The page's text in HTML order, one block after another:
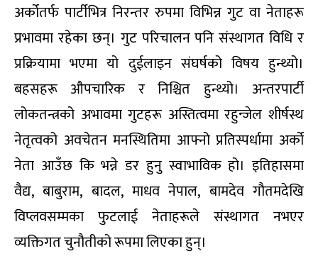
अर्कोतर्फ पार्टीभित्र निरन्तर रुपमा विभिन्न गुट वा नेताहरू
प्रभावमा रहेका छन्। गुट परिचालन पनि संस्थागत विधि र
प्रक्रियामा भएमा यो दुईलाइन संघर्षको विषय हुन्थ्यो।
बहसहरू औपचारिक र निश्चित हुन्थ्यो। अन्तरपार्टी
लोकतन्त्रको अभावमा गुटहरू अस्तित्वमा रहुन्जेल शीर्षस्थ
नेतृत्वको अवचेतन मनस्थितिमा आफ्नो प्रतिस्पर्धामा अर्को
नेता आउँछ कि भन्ने डर हुनु स्वाभाविक हो। इतिहासमा
वैद्य,बाबुराम, बादल,माधव नेपाल, बामदेव गौतमदेखि
विप्लवसम्मका फुटलाई नेताहरूले संस्थागत नभएर
व्यक्तिगत चुनौतीको रूपमा लिएका हुन्।